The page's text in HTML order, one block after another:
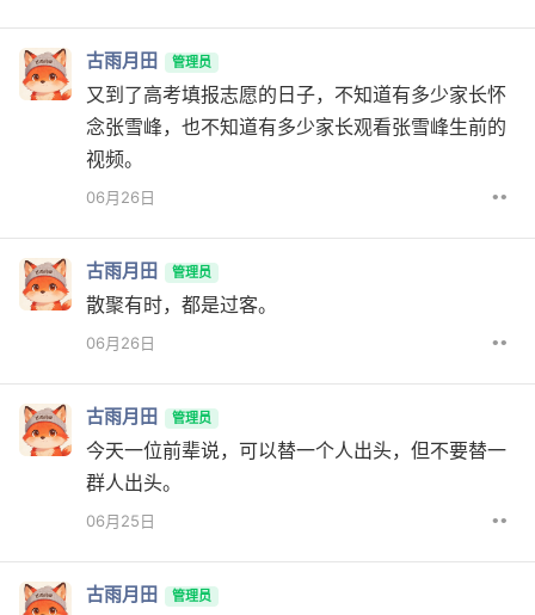
古雨月田 管理员
又到了高考填报志愿的日子，不知道有多少家长怀
念张雪峰，也不知道有多少家长观看张雪峰生前的
视频。
06月26日 ••
古雨月田 管理员
散聚有时，都是过客。
06月26日 ••
古雨月田 管理员
今天一位前辈说，可以替一个人出头，但不要替一
群人出头。
06月25日 ••
古雨月田 管理员